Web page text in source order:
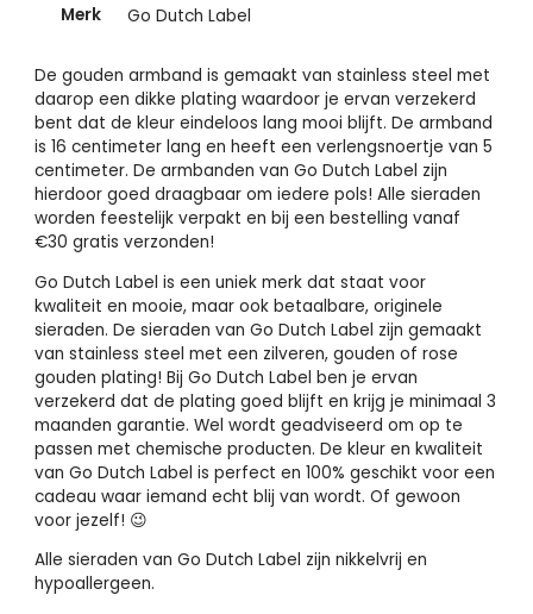
Merk Go Dutch Label
De gouden armband is gemaakt van stainless steel met
daarop een dikke plating waardoor je ervan verzekerd
bent dat de kleur eindeloos lang mooi blijft. De armband
is 16 centimeter lang en heeft een verlengsnoertje van 5
centimeter. De armbanden van Go Dutch Label zijn
hierdoor goed draagbaar om iedere pols! Alle sieraden
worden feestelijk verpakt en bij een bestelling vanaf
€30 gratis verzonden!
Go Dutch Label is een uniek merk dat staat voor
kwaliteit en mooie, maar ook betaalbare, originele
sieraden. De sieraden van Go Dutch Label zijn gemaakt
van stainless steel met een zilveren, gouden of rose
gouden plating! Bij Go Dutch Label ben je ervan
verzekerd dat de plating goed blijft en krijg je minimaal 3
maanden garantie. Wel wordt geadviseerd om op te
passen met chemische producten. De kleur en kwaliteit
van Go Dutch Label is perfect en 100% geschikt voor een
cadeau waar iemand echt blij van wordt. Of gewoon
voor jezelf! 😉
Alle sieraden van Go Dutch Label zijn nikkelvrij en
hypoallergeen.